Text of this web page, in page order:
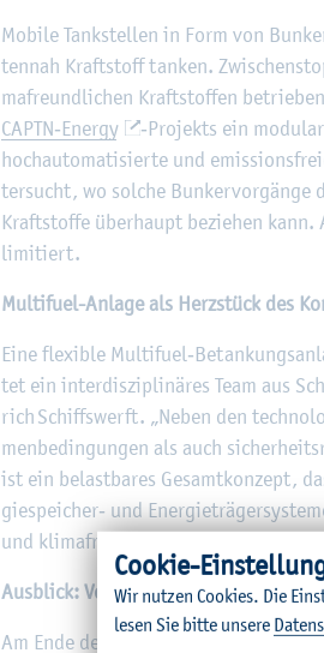
Mo­bi­le Tank­stel­len in Form von
ten­nah Kraft­stoff tan­ken.
ma­freund­li­chen Kraft­stof­fen
CAPTN‑En­er­gy
‑Pro­jekts ein
hoch­au­to­ma­ti­sier­te und
ter­sucht, wo sol­che Bun­ker­vor­gän­ge
Kraft­stof­fe über­haupt be­zie­hen
li­mi­tiert.
Mul­ti­fu­el-An­la­ge als Herz­stück des
Eine fle­xi­ble
tet ein in­ter­dis­zi­pli­nä­res Team aus
rich Schiffs­werft. „Neben den
men­be­din­gun­gen als auch
ist ein be­last­ba­res Ge­samt­kon­zept,
gie­spei­cher‑ und
und kli­ma­freund­li­che­ren Schiff­fahrt
Aus­blick: Vom Kon­zept zum
Am Ende des auf drei Jahre
Coo­kie-
Wir nut­zen Coo­kies. Die
lesen Sie bitte un­se­re